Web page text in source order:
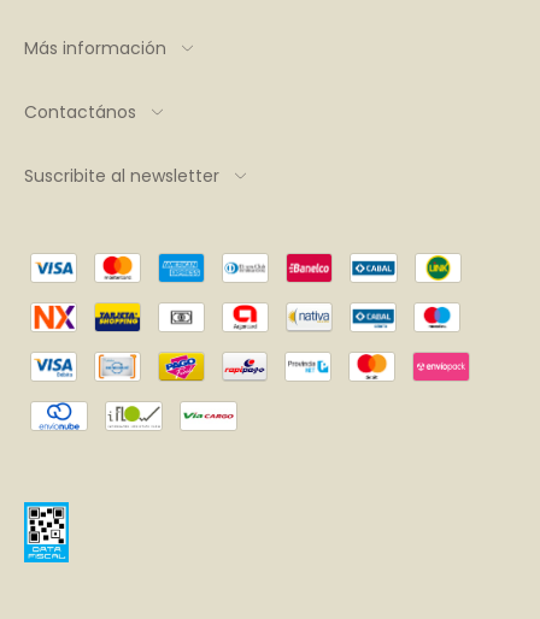
Más información
Contactános
Suscribite al newsletter